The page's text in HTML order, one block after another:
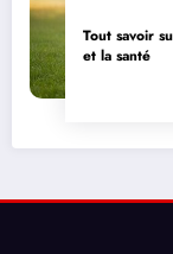
Tout savoir
et la santé